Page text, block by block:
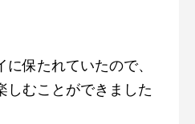
に保たれていたので、
しむことができました